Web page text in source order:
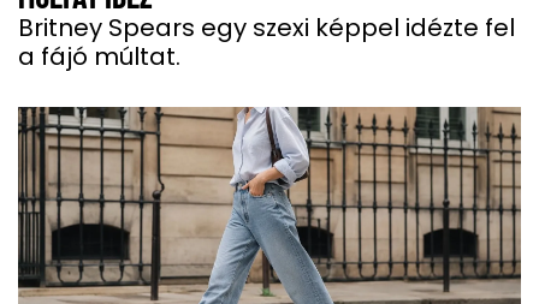
Britney Spears egy szexi képpel idézte fel
a fájó múltat.